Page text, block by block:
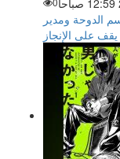
الدوحة ومدير
على الإنجاز